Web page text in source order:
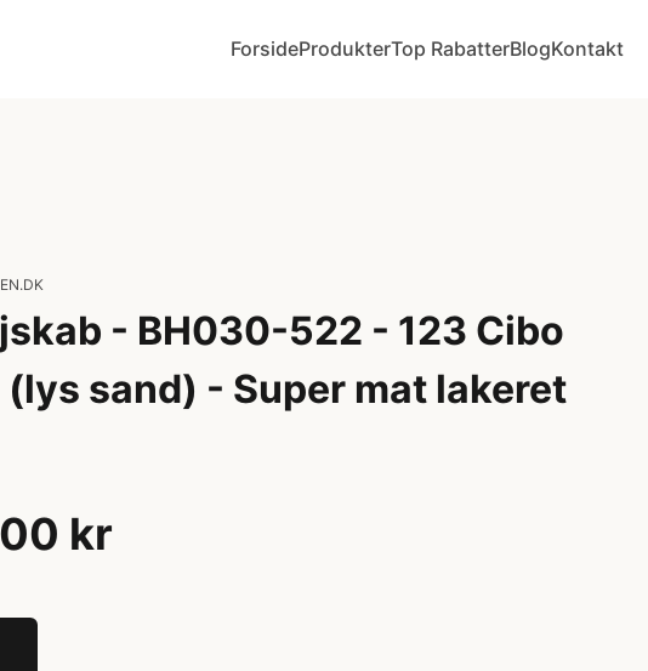
ForsideProdukterTop RabatterBlogKontakt
- BH030-522 - 123 Cibo
(lys sand) - Super mat lakeret
kr